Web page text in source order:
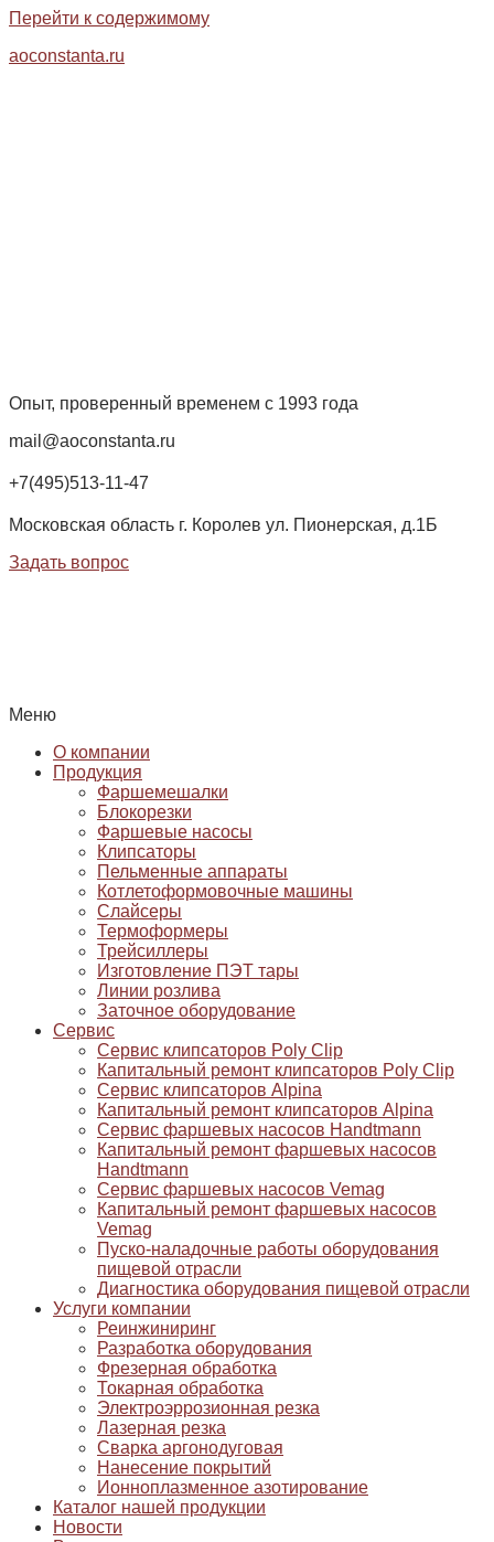
Перейти к содержимому
aoconstanta.ru
Опыт, проверенный временем с 1993 года
mail@aoconstanta.ru
+7(495)513-11-47
Московская область г. Королев ул. Пионерская, д.1Б
Задать вопрос
Меню
О компании
Продукция
Фаршемешалки
Блокорезки
Фаршевые насосы
Клипсаторы
Пельменные аппараты
Котлетоформовочные машины
Слайсеры
Термоформеры
Трейсиллеры
Изготовление ПЭТ тары
Линии розлива
Заточное оборудование
Сервис
Сервис клипсаторов Poly Clip
Капитальный ремонт клипсаторов Poly Clip
Сервис клипсаторов Alpina
Капитальный ремонт клипсаторов Alpina
Сервис фаршевых насосов Handtmann
Капитальный ремонт фаршевых насосов
Handtmann
Сервис фаршевых насосов Vemag
Капитальный ремонт фаршевых насосов
Vemag
Пуско-наладочные работы оборудования
пищевой отрасли
Диагностика оборудования пищевой отрасли
Услуги компании
Реинжиниринг
Разработка оборудования
Фрезерная обработка
Токарная обработка
Электроэррозионная резка
Лазерная резка
Сварка аргонодуговая
Нанесение покрытий
Ионноплазменное азотирование
Каталог нашей продукции
Новости